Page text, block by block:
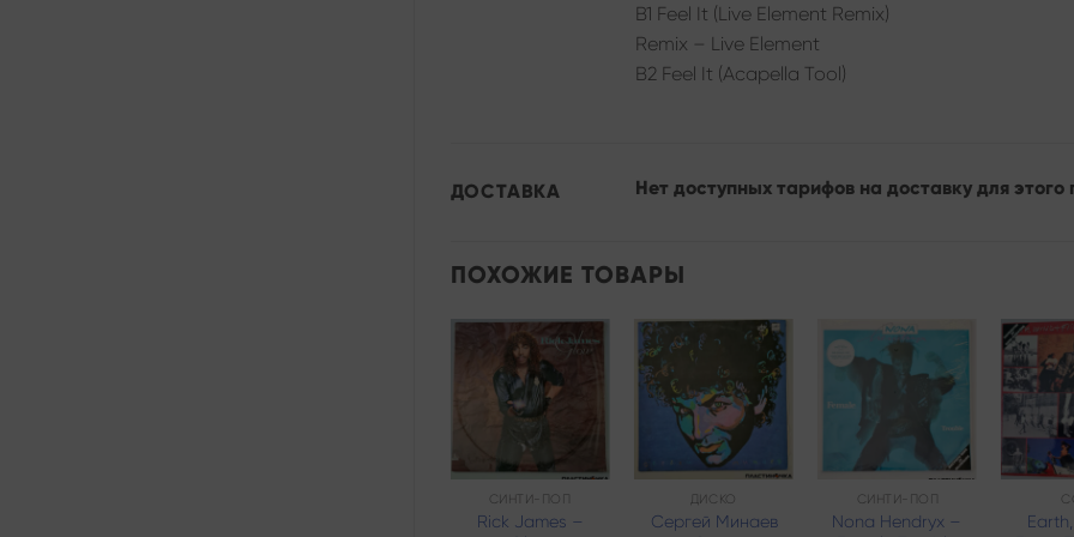
B1 Feel It (Live Element Remix)
Remix – Live Element
B2 Feel It (Acapella Tool)
ДОСТАВКА Нет доступных тарифов на доставку для этого
ПОХОЖИЕ ТОВАРЫ
Add to
wishlist
СИНТИ-ПОП
Rick James –
Add to
wishlist
ДИСКО
Сергей Минаев
Add to
СИНТИ-ПОП
Nona Hendryx –